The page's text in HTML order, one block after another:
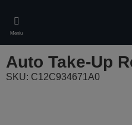
main
content
Meniu
Auto Take-Up
SKU: C12C934671A0